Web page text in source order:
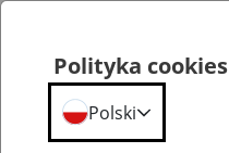
Polityka cookies
Polski